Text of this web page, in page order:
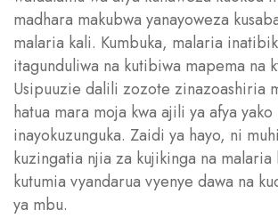
madhara makubwa yanayoweza
malaria kali. Kumbuka, malaria
itagunduliwa na kutibiwa mapema na
Usipuuzie dalili zozote zinazoashiria
hatua mara moja kwa ajili ya afya
inayokuzunguka. Zaidi ya hayo, ni
kuzingatia njia za kujikinga na malaria
kutumia vyandarua vyenye dawa na
ya mbu.